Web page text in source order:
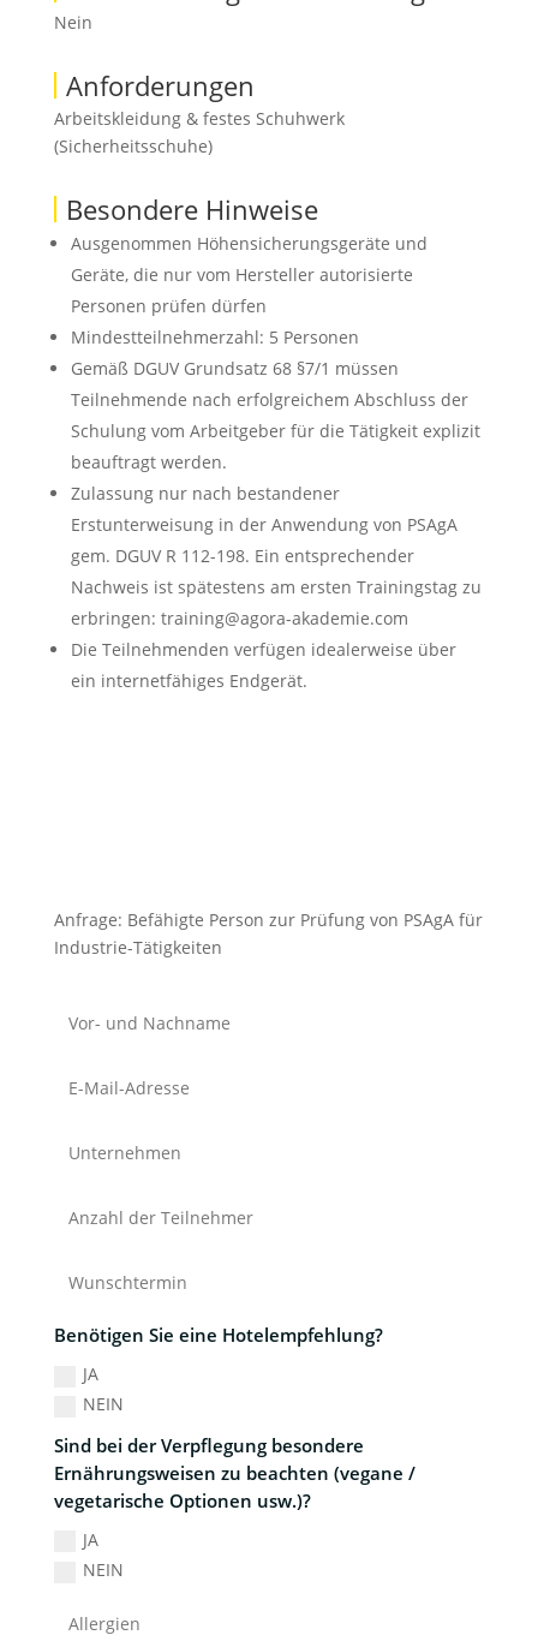
Nein
Anforderungen
Arbeitskleidung & festes Schuhwerk
(Sicherheitsschuhe)
Besondere Hinweise
Ausgenommen Höhensicherungsgeräte und
Geräte, die nur vom Hersteller autorisierte
Personen prüfen dürfen
Mindestteilnehmerzahl: 5 Personen
Gemäß DGUV Grundsatz 68 §7/1 müssen
Teilnehmende nach erfolgreichem Abschluss der
Schulung vom Arbeitgeber für die Tätigkeit explizit
beauftragt werden.
Zulassung nur nach bestandener
Erstunterweisung in der Anwendung von PSAgA
gem. DGUV R 112-198. Ein entsprechender
Nachweis ist spätestens am ersten Trainingstag zu
erbringen: training@agora-akademie.com
Die Teilnehmenden verfügen idealerweise über
ein internetfähiges Endgerät.
Anfrage: Befähigte Person zur Prüfung von PSAgA für
Industrie-Tätigkeiten
Benötigen Sie eine Hotelempfehlung?
JA
NEIN
Sind bei der Verpflegung besondere
Ernährungsweisen zu beachten (vegane /
vegetarische Optionen usw.)?
JA
NEIN